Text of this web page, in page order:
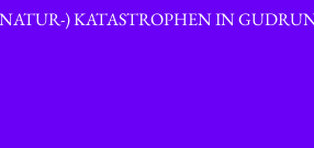
) KATASTROPHEN IN GUDRUN